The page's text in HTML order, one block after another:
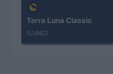
Terra Luna Classic
(LUNC)